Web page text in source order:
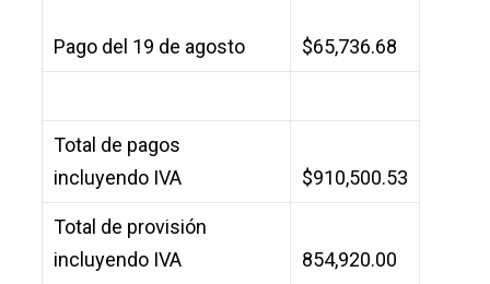
Pago del 19 de agosto $65,736.68
Total de pagos
incluyendo IVA
$910,500.53
Total de provisión
incluyendo IVA
854,920.00